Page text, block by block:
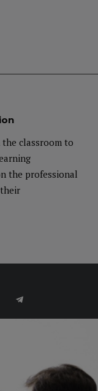
classroom to
the professional